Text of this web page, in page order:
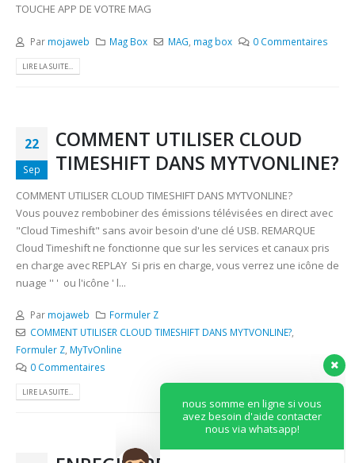
TOUCHE APP DE VOTRE MAG
Par mojaweb Mag Box MAG mag box 0 Commentaires
LIRE LA SUITE...
22
Sep
COMMENT UTILISER CLOUD
TIMESHIFT DANS MYTVONLINE?
COMMENT UTILISER CLOUD TIMESHIFT DANS MYTVONLINE?
Vous pouvez rembobiner des émissions télévisées en direct avec
"Cloud Timeshift" sans avoir besoin d'une clé USB. REMARQUE
Cloud Timeshift ne fonctionne que sur les services et canaux pris
en charge avec REPLAY Si pris en charge, vous verrez une icône de
nuage '' ' ou l'icône ' l...
Par mojaweb
Formuler Z
COMMENT UTILISER CLOUD TIMESHIFT DANS MYTVONLINE?,
Formuler Z MyTvOnline
0 Commentaires
LIRE LA SUITE...
nous somme en ligne si vous
avez besoin d'aide contacter
nous via whatsapp!